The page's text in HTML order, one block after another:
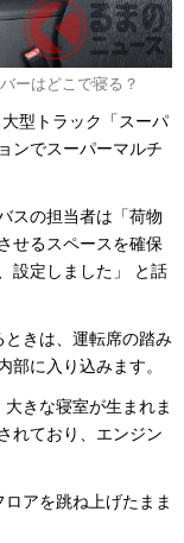
ーはどこで寝る？
型トラック「スーパ
ンでスーパーマルチ
スの担当者は「荷物
せるスペースを確保
設定しました」 と話
きは、運転席の踏み
に入り込みます。
きな寝室が生まれま
れており、エンジン
アを跳ね上げたまま